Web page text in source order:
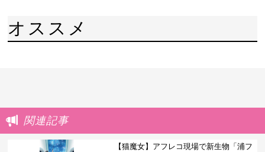
オススメ
関連記事
【猫魔女】アフレコ現場で新生物「浦フ